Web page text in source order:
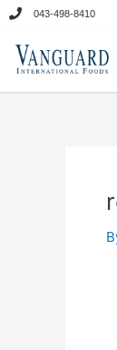
キ
043-498-8410